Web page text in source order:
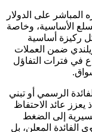
المباشر على الدولار
الأساسية، وخاصة
ركيزة أساسية
ضمن العملات
في فترات التفاؤل
الرسمي أو تبني
يعزز عائد الاحتفاظ
إلى الضغط
الفائدة المعلن، بل